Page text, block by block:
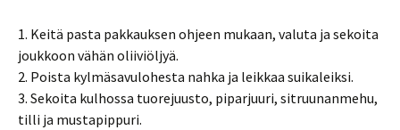
1. Keitä pasta pakkauksen ohjeen mukaan, valuta ja sekoita
joukkoon vähän oliiviöljyä.
2. Poista kylmäsavulohesta nahka ja leikkaa suikaleiksi.
3. Sekoita kulhossa tuorejuusto, piparjuuri, sitruunanmehu,
tilli ja mustapippuri.